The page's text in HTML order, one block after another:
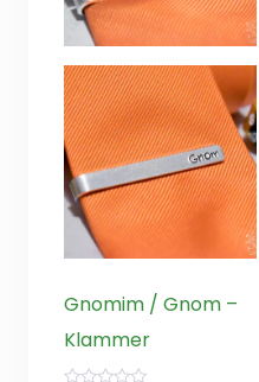
Gnomim / Gnom –
Klammer